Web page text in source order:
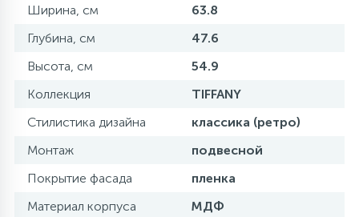
Ширина, см
63.8
Глубина, см
47.6
Высота, см
54.9
Коллекция
TIFFANY
Стилистика дизайна
классика (ретро)
Монтаж
подвесной
Покрытие фасада
пленка
Материал корпуса
МДФ